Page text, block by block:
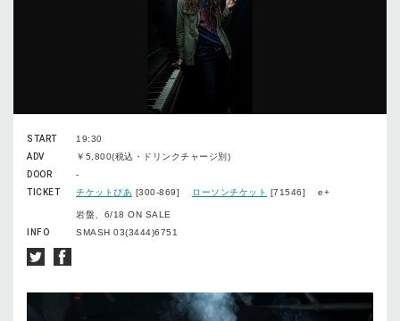
START
19:30
ADV
￥5,800(税込・ドリンクチャージ別)
DOOR
-
TICKET
チケットぴあ [300-869] ローソンチケット [71546] e+
岩盤、6/18 ON SALE
INFO
SMASH 03(3444)6751